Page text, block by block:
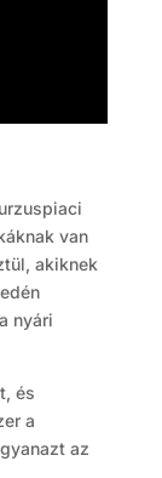
van
akiknek
nyári
és
a
az